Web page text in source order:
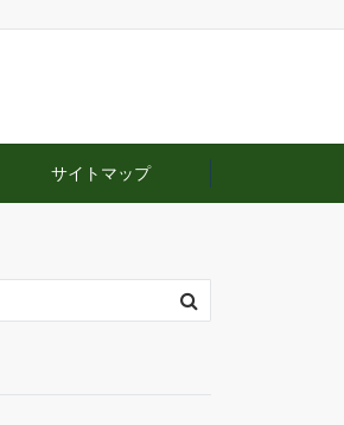
サイトマップ